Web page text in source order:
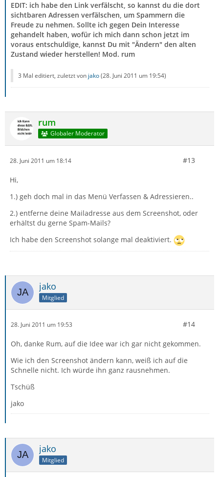
EDIT: ich habe den Link verfälscht, so kannst du die dort
sichtbaren Adressen verfälschen, um Spammern die
Freude zu nehmen. Sollte ich gegen Dein Interesse
gehandelt haben, wofür ich mich dann schon jetzt im
voraus entschuldige, kannst Du mit "Ändern" den alten
Zustand wieder herstellen! Mod. rum
3 Mal editiert, zuletzt von jako(28. Juni 2011 um 19:54)
rum
Globaler Moderator
28. Juni 2011 um 18:14 #13
Hi,
1.) geh doch mal in das Menü Verfassen & Adressieren..
2.) entferne deine Mailadresse aus dem Screenshot, oder
erhältst du gerne Spam-Mails?
Ich habe den Screenshot solange mal deaktiviert.
jako
Mitglied
28. Juni 2011 um 19:53 #14
Oh, danke Rum, auf die Idee war ich gar nicht gekommen.
Wie ich den Screenshot ändern kann, weiß ich auf die
Schnelle nicht. Ich würde ihn ganz rausnehmen.
Tschüß
jako
jako
Mitglied